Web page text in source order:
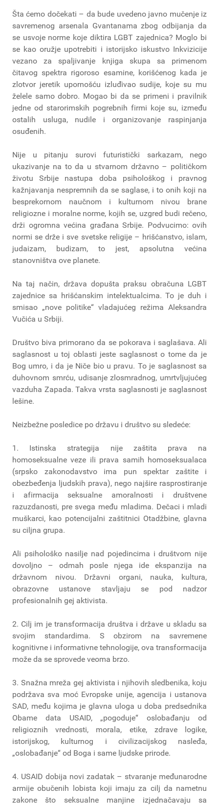
Šta ćemo dočekati – da bude uvedeno javno mučenje iz
savremenog arsenala Gvantanama zbog odbijanja da
se usvoje norme koje diktira LGBT zajednica? Moglo bi
se kao oružje upotrebiti i istorijsko iskustvo Inkvizicije
vezano za spaljivanje knjiga skupa sa primenom
čitavog spektra rigoroso esamine, korišćenog kada je
zlotvor jeretik upornošću izluđivao sudije, koje su mu
želele samo dobro. Mogao bi da se primeni i pravilnik
jedne od starorimskih pogrebnih firmi koje su, između
ostalih usluga, nudile i organizovanje raspinjanja
osuđenih.
Nije u pitanju surovi futuristički sarkazam, nego
ukazivanje na to da u stvarnom državno – političkom
životu Srbije nastupa doba psihološkog i pravnog
kažnjavanja nespremnih da se saglase, i to onih koji na
besprekornom naučnom i kulturnom nivou brane
religiozne i moralne norme, kojih se, uzgred budi rečeno,
drži ogromna većina građana Srbije. Podvucimo: ovih
normi se drže i sve svetske religije – hrišćanstvo, islam,
judaizam, budizam, to jest, apsolutna većina
stanovništva ove planete.
Na taj način, država dopušta praksu obračuna LGBT
zajednice sa hrišćanskim intelektualcima. To je duh i
smisao „nove politike“ vladajućeg režima Aleksandra
Vučića u Srbiji.
Društvo biva primorano da se pokorava i saglašava. Ali
saglasnost u toj oblasti jeste saglasnost o tome da je
Bog umro, i da je Niče bio u pravu. To je saglasnost sa
duhovnom smrću, udisanje zlosmradnog, umrtvljujućeg
vazduha Zapada. Takva vrsta saglasnosti je saglasnost
lešine.
Neizbežne posledice po državu i društvo su sledeće:
1. Istinska strategija nije zaštita prava na
homoseksualne veze ili prava samih homoseksualaca
(srpsko zakonodavstvo ima pun spektar zaštite i
obezbeđenja ljudskih prava), nego najšire rasprostiranje
i afirmacija seksualne amoralnosti i društvene
razuzdanosti, pre svega među mladima. Dečaci i mladi
muškarci, kao potencijalni zaštitnici Otadžbine, glavna
su ciljna grupa.
Ali psihološko nasilje nad pojedincima i društvom nije
dovoljno – odmah posle njega ide ekspanzija na
državnom nivou. Državni organi, nauka, kultura,
obrazovne ustanove stavljaju se pod nadzor
profesionalnih gej aktivista.
2. Cilj im je transformacija društva i države u skladu sa
svojim standardima. S obzirom na savremene
kognitivne i informativne tehnologije, ova transformacija
može da se sprovede veoma brzo.
3. Snažna mreža gej aktivista i njihovih sledbenika, koju
podržava sva moć Evropske unije, agencija i ustanova
SAD, među kojima je glavna uloga u doba predsednika
Obame data USAID, „pogoduje“ oslobađanju od
religioznih vrednosti, morala, etike, zdrave logike,
istorijskog, kulturnog i civilizacijskog nasleđa,
„oslobađanje“ od Boga i same ljudske prirode.
4. USAID dobija novi zadatak – stvaranje međunarodne
armije obučenih lobista koji imaju za cilj da nametnu
zakone što seksualne manjine izjednačavaju sa